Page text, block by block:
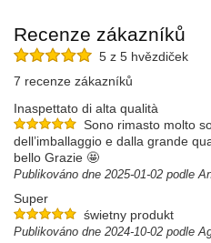
Recenze zákazníků
5 z 5 hvězdiček
7 recenze zákazníků
Inaspettato di alta qualità
Sono rimasto molto
dell’imballaggio e dalla grande
bello Grazie 🤩
Publikováno dne 2025-01-02 podle
Super
świetny produkt
Publikováno dne 2024-10-02 podle